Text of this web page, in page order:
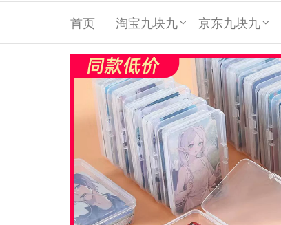
九包
邮,9
块9包
邮,9.9
元包
邮,九
块九
官网
首页 淘宝九块九 京东九块九